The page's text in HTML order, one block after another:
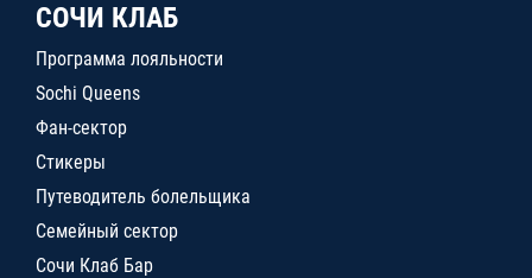
СОЧИ КЛАБ
Программа лояльности
Sochi Queens
Фан-сектор
Стикеры
Путеводитель болельщика
Семейный сектор
Сочи Клаб Бар